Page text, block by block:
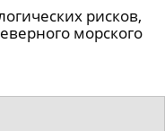
рисков,
морского